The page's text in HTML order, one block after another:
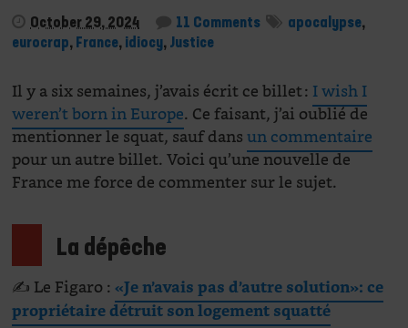
October 29, 2024 11 Comments apocalypse,
eurocrap, France, idiocy, Justice
Il y a six semaines, j’avais écrit ce billet : I wish I
weren’t born in Europe. Ce faisant, j’ai oublié de
mentionner le squat, sauf dansun commentaire
pour un autre billet. Voici qu’une nouvelle de
France me force de commenter sur le sujet.
La dépêche
✍️ Le Figaro : «Je n’avais pas d’autre solution»: ce
propriétaire détruit son logement squatté